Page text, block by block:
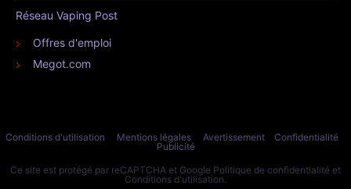
Réseau Vaping Post
Offres d'emploi
Megot.com
Conditions d'utilisation Mentions légales Avertissement
Confidentialité
Publicité
Ce site est protégé par reCAPTCHA et Google Politique de confidentialité et
Conditions d'utilisation.